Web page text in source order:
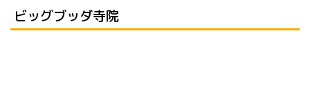
ビッグブッダ寺院